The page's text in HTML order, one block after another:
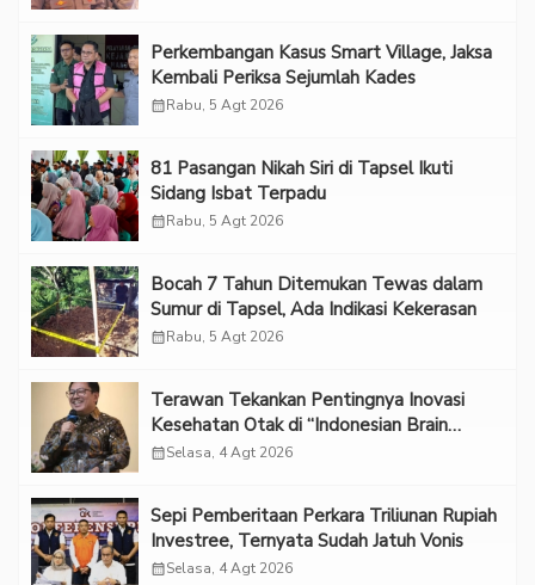
Perkembangan Kasus Smart Village, Jaksa
Kembali Periksa Sejumlah Kades
calendar_monthRabu, 5 Agt 2026
81 Pasangan Nikah Siri di Tapsel Ikuti
Sidang Isbat Terpadu
calendar_monthRabu, 5 Agt 2026
Bocah 7 Tahun Ditemukan Tewas dalam
Sumur di Tapsel, Ada Indikasi Kekerasan
calendar_monthRabu, 5 Agt 2026
Terawan Tekankan Pentingnya Inovasi
Kesehatan Otak di “Indonesian Brain
Forum 2026 UPN Veteran Jakarta”
calendar_monthSelasa, 4 Agt 2026
Sepi Pemberitaan Perkara Triliunan Rupiah
Investree, Ternyata Sudah Jatuh Vonis
calendar_monthSelasa, 4 Agt 2026